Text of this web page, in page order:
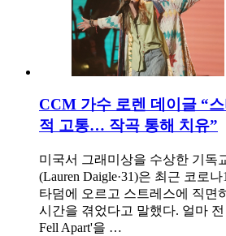
CCM 가수 로렌 데이글 “
적 고통… 작곡 통해 치유”
미국서 그래미상을 수상한 기독
(Lauren Daigle·31)은 최근 코로
타덤에 오르고 스트레스에 직면
시간을 겪었다고 말했다. 얼마
Fell Apart'을 …